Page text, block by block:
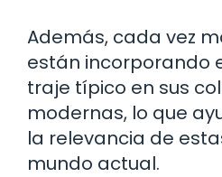
Además, cada vez
están incorporando
traje típico en sus
modernas, lo que
la relevancia de
mundo actual.